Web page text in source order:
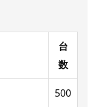
台
数
500